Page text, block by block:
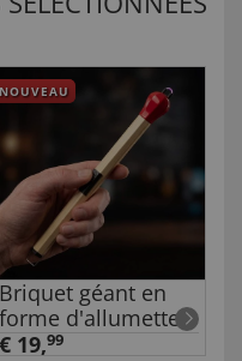
NOUVEAU
Briquet géant en
forme d'allumette
€ 19,99